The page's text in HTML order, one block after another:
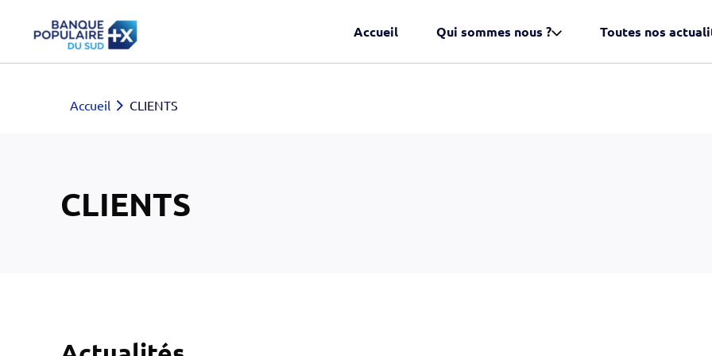
Accueil Qui sommes nous ? Toutes nos
Accueil CLIENTS
CLIENTS